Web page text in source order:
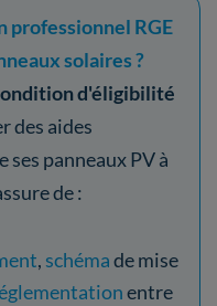
professionnel RGE
solaires ?
d'éligibilité
des aides
ses panneaux PV à
de :
,schémade mise
entre